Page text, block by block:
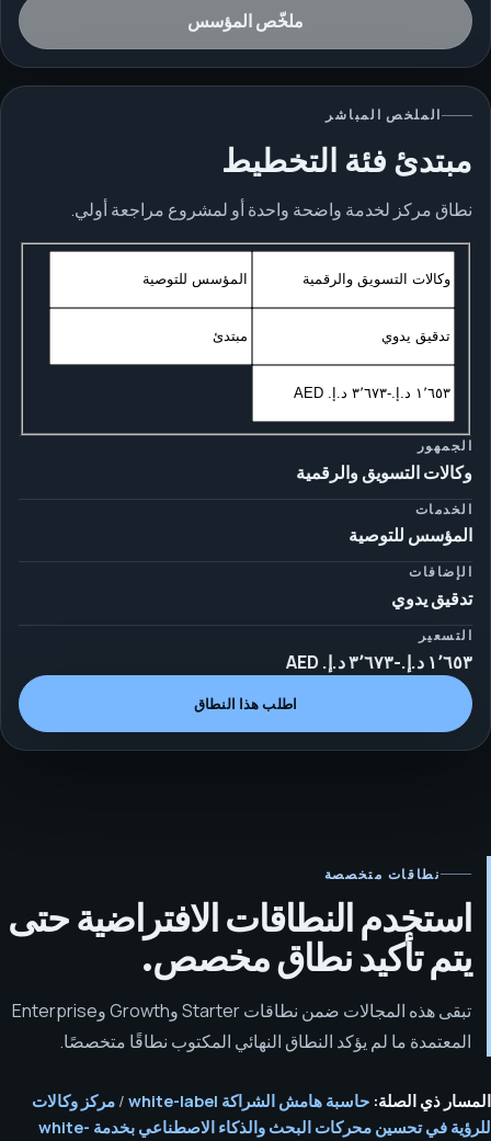
ملخّص المؤسس
الملخص المباشر
مبتدئ فئة التخطيط
نطاق مركز لخدمة واضحة واحدة أو لمشروع مراجعة أولي.
الجمهور
وكالات التسويق والرقمية
الخدمات
المؤسس للتوصية
الإضافات
تدقيق يدوي
التسعير
اطلب هذا النطاق
نطاقات متخصصة
استخدم النطاقات الافتراضية حتى
يتم تأكيد نطاق مخصص.
تبقى هذه المجالات ضمن نطاقات Starter وGrowth وEnterprise
المعتمدة ما لم يؤكد النطاق النهائي المكتوب نطاقًا متخصصًا.
المسار ذي الصلة: حاسبة هامش الشراكة white-label / مركز وكالات
للرؤية في تحسين محركات البحث والذكاء الاصطناعي بخدمة white-